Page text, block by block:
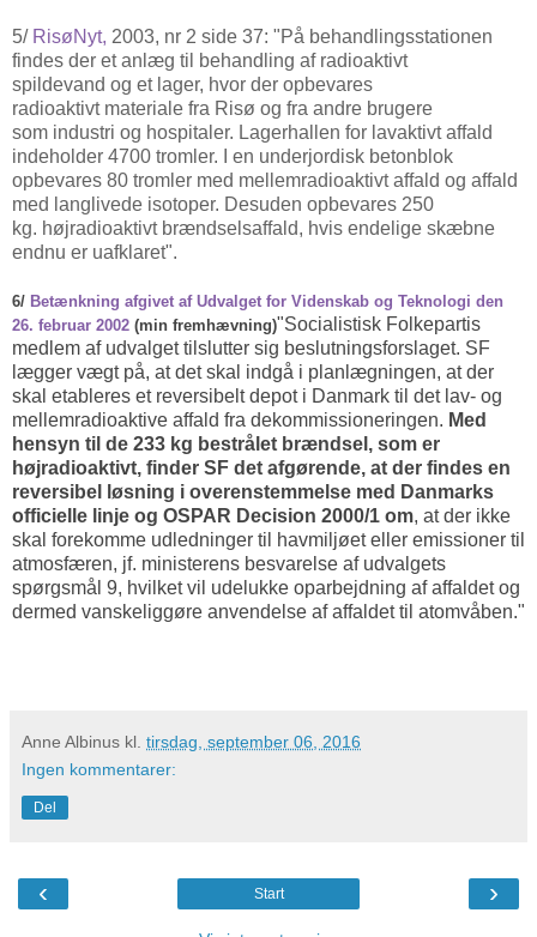
5/ RisøNyt, 2003, nr 2 side 37: "På behandlingsstationen
findes der et anlæg til behandling af radioaktivt
spildevand og et lager, hvor der opbevares
radioaktivt materiale fra Risø og fra andre brugere
som industri og hospitaler. Lagerhallen for lavaktivtaffald
indeholder 4700 tromler. I en underjordisk betonblok
opbevares 80 tromler med mellemradioaktivt affald og affald
med langlivede isotoper. Desuden opbevares 250
kg. højradioaktivt brændselsaffald, hvis endelige skæbne
endnu er uafklaret".
6/ Betænkning afgivet af Udvalget for Videnskab og Teknologi den
26. februar 2002 (min fremhævning)"Socialistisk Folkepartis
medlem af udvalget tilslutter sig beslutningsforslaget. SF
lægger vægt på, at det skal indgå i planlægningen, at der
skal etableres et reversibelt depot i Danmark til det lav- og
mellemradioaktive affald fra dekommissioneringen. Med
hensyn til de 233 kg bestrålet brændsel, som er
højradioaktivt, finder SF det afgørende, at der findes en
reversibel løsning i overenstemmelse med Danmarks
officielle linje og OSPAR Decision 2000/1 om, at der ikke
skal forekomme udledninger til havmiljøet eller emissioner til
atmosfæren, jf. ministerens besvarelse af udvalgets
spørgsmål 9, hvilket vil udelukke oparbejdning af affaldet og
dermed vanskeliggøre anvendelse af affaldet til atomvåben."
Anne Albinus kl. tirsdag, september 06, 2016
Ingen kommentarer:
Del
‹ ›
Start